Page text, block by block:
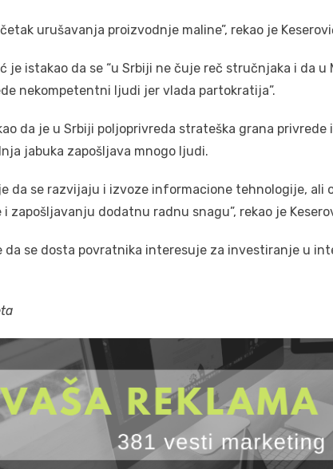
urušavanja proizvodnje maline”, rekao je
je istakao da se “u Srbiji ne čuje reč stručnjaka i da
nekompetentni ljudi jer vlada partokratija”.
da je u Srbiji poljoprivreda strateška grana privrede
jabuka zapošljava mnogo ljudi.
da se razvijaju i izvoze informacione tehnologije, ali
i zapošljavanju dodatnu radnu snagu”, rekao je
da se dosta povratnika interesuje za investiranje u